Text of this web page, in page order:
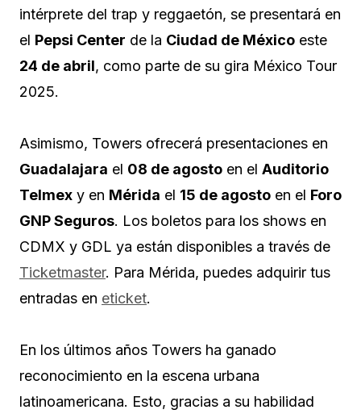
intérprete del trap y reggaetón, se presentará en
el Pepsi Center de la Ciudad de México este
24 de abril, como parte de su gira México Tour
2025.
Asimismo, Towers ofrecerá presentaciones en
Guadalajara el 08 de agosto en el Auditorio
Telmex y en Mérida el 15 de agosto en el Foro
GNP Seguros. Los boletos para los shows en
CDMX y GDL ya están disponibles a través de
Ticketmaster. Para Mérida, puedes adquirir tus
entradas en eticket.
En los últimos años Towers ha ganado
reconocimiento en la escena urbana
latinoamericana. Esto, gracias a su habilidad